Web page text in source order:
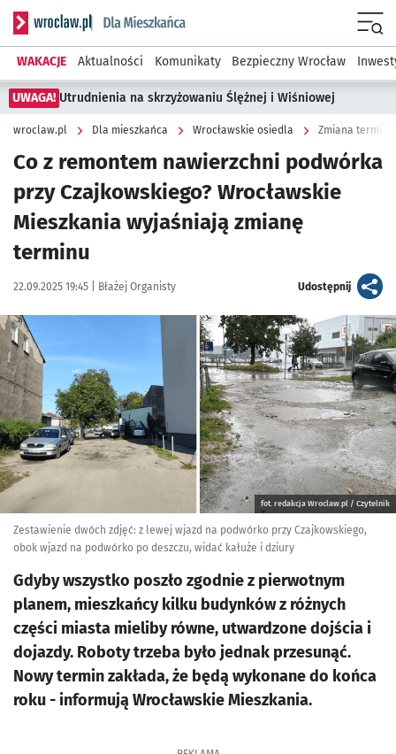
Serwis informacyjny wroclaw.pl podserwis: Dla mieszkańca
WAKACJE Aktualności Komunikaty Bezpieczny Wrocław
UWAGA! Utrudnienia na skrzyżowaniu Ślężnej i Wiśniowej
wroclaw.pl Dla mieszkańca Wrocławskie osiedla Zmiana
Co z remontem nawierzchni podwórka
przy Czajkowskiego? Wrocławskie
Mieszkania wyjaśniają zmianę
terminu
Data publikacji:
22.09.2025 19:45 | Autor:
Błażej Organisty Udostępnijartykuł
Kliknij, aby powiększyć
fot. redakcja Wroclaw.pl / Czytelnik
Zestawienie dwóch zdjęć: z lewej wjazd na podwórko przy Czajkowskiego,
obok wjazd na podwórko po deszczu, widać kałuże i dziury
Gdyby wszystko poszło zgodnie z pierwotnym
planem, mieszkańcy kilku budynków z różnych
części miasta mieliby równe, utwardzone dojścia i
dojazdy. Roboty trzeba było jednak przesunąć.
Nowy termin zakłada, że będą wykonane do końca
roku - informują Wrocławskie Mieszkania.